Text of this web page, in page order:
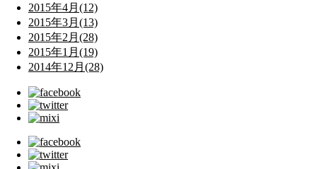
2015年4月(12)
2015年3月(13)
2015年2月(28)
2015年1月(19)
2014年12月(28)